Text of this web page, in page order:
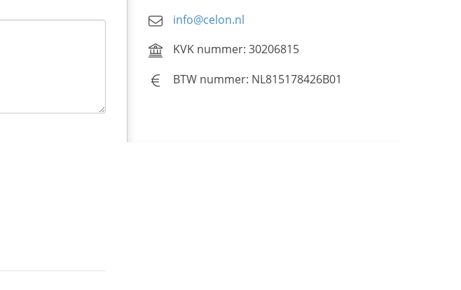
info@celon.nl
KVK nummer: 30206815
BTW nummer: NL815178426B01